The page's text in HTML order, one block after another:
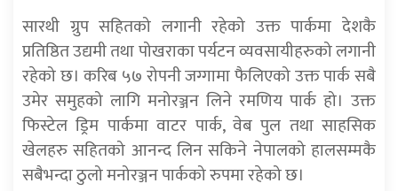
सारथी ग्रुप सहितको लगानी रहेको उक्त पार्कमा देशकै
प्रतिष्ठित उद्यमी तथा पोखराका पर्यटन व्यवसायीहरुको लगानी
रहेको छ। करिब ५७ रोपनी जग्गामा फैलिएको उक्त पार्क सबै
उमेर समुहको लागि मनोरञ्जन लिने रमणिय पार्क हो। उक्त
फिस्टेल ड्रिम पार्कमा वाटर पार्क, वेब पुल तथा साहसिक
खेलहरु सहितको आनन्द लिन सकिने नेपालको हालसम्मकै
सबैभन्दा ठुलो मनोरञ्जन पार्कको रुपमा रहेको छ।